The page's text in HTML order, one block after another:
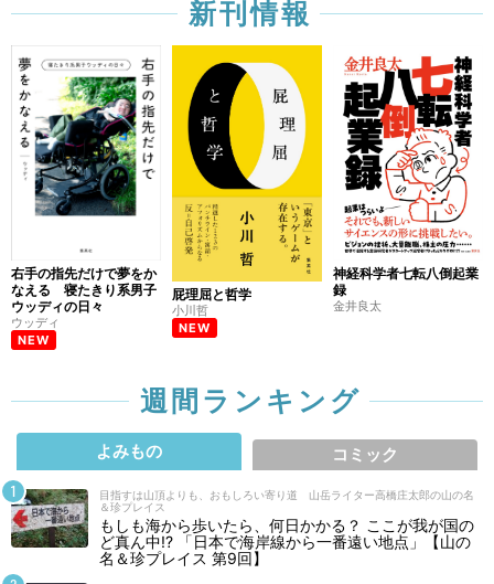
新刊情報
右手の指先だけで夢をか
なえる 寝たきり系男子
ウッディの日々
ウッディ
NEW
屁理屈と哲学
小川哲
NEW
神経科学者七転八倒起業
録
金井良太
週間ランキング
よみもの コミック
目指すは山頂よりも、おもしろい寄り道 山岳ライター高橋庄太郎の山の名
＆珍プレイス
もしも海から歩いたら、何日かかる？ ここが我が国の
ど真ん中!? 「日本で海岸線から一番遠い地点」【山の
名＆珍プレイス 第9回】